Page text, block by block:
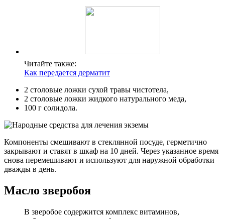
Читайте также:
Как передается дерматит
2 столовые ложки сухой травы чистотела,
2 столовые ложки жидкого натурального меда,
100 г солидола.
Компоненты смешивают в стеклянной посуде, герметично
закрывают и ставят в шкаф на 10 дней. Через указанное время
снова перемешивают и используют для наружной обработки
дважды в день.
Масло зверобоя
В зверобое содержится комплекс витаминов,